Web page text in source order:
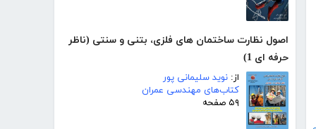
اصول نظارت ساختمان های فلزی، بتنی و سنتی (ناظر
حرفه ای 1)
از: نوید سلیمانی پور
کتاب‌های مهندسی عمران
۵۹ صفحه